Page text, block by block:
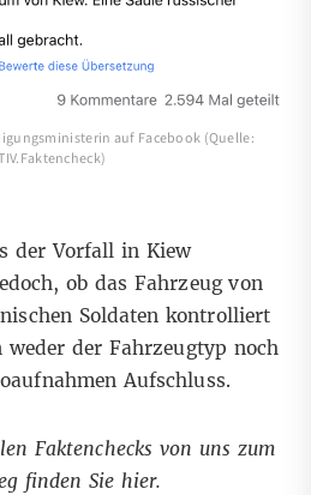
auf Facebook (Quelle:
der Vorfall in Kiew
ob das Fahrzeug von
Soldaten kontrolliert
weder der Fahrzeugtyp noch
Aufschluss.
Faktenchecks von uns zum
finden Sie hier.